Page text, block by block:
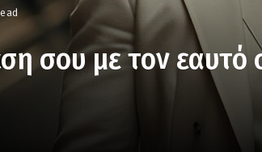
σου με τον εαυτό